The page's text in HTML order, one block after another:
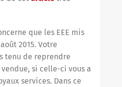
que les EEE mis
2015. Votre
tenu de reprendre
si celle-ci vous a
services. Dans ce